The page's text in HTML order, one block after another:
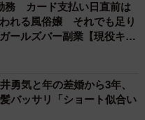
務 カード支払い日直前は
れる風俗嬢 それでも足り
ールズバー副業【現役キャ
勇気と年の差婚から3年、
バッサリ「ショート似合い